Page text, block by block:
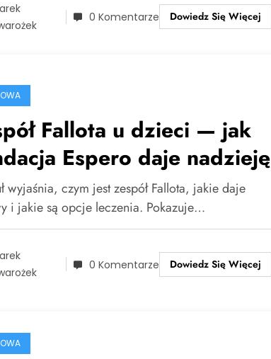
0 Komentarze Dowiedz Się Więcej
Fallota u dzieci — jak
Espero daje nadzieję
wyjaśnia, czym jest zespół Fallota, jakie daje
i jakie są opcje leczenia. Pokazuje…
0 Komentarze Dowiedz Się Więcej